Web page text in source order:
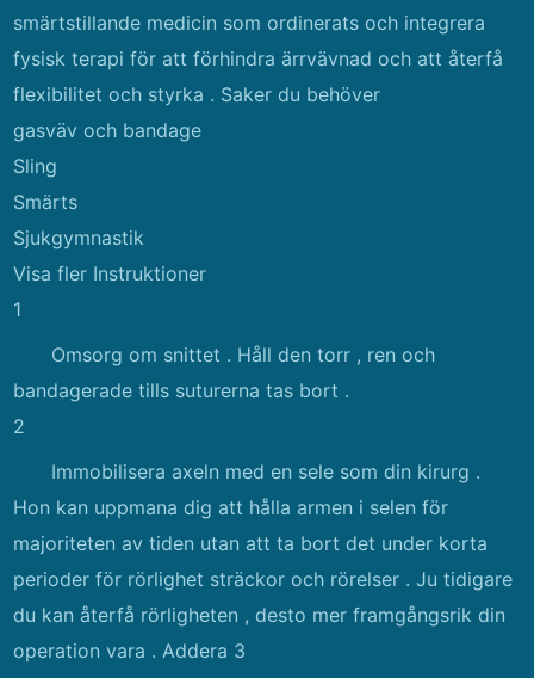
smärtstillande medicin som ordinerats och integrera
fysisk terapi för att förhindra ärrvävnad och att återfå
flexibilitet och styrka . Saker du behöver
gasväv och bandage
Sling
Smärts
Sjukgymnastik
Visa fler Instruktioner
1
Omsorg om snittet . Håll den torr , ren och
bandagerade tills suturerna tas bort .
2
Immobilisera axeln med en sele som din kirurg .
Hon kan uppmana dig att hålla armen i selen för
majoriteten av tiden utan att ta bort det under korta
perioder för rörlighet sträckor och rörelser . Ju tidigare
du kan återfå rörligheten , desto mer framgångsrik din
operation vara . Addera 3